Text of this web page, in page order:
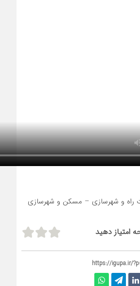
امتیاز دهید
https://igupa.ir/